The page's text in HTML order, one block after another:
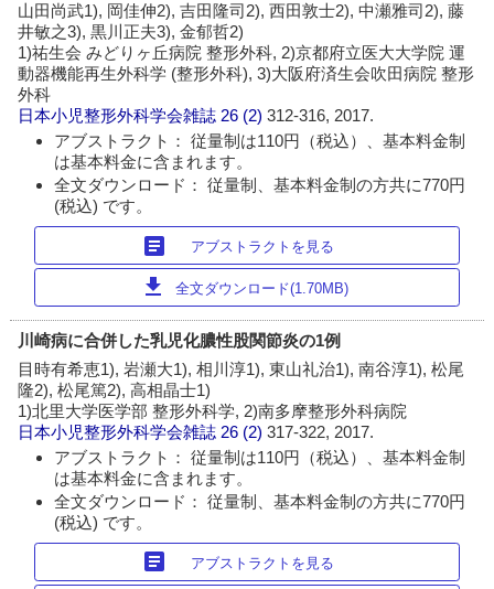
山田尚武1), 岡佳伸2), 吉田隆司2), 西田敦士2), 中瀬雅司2), 藤
井敏之3), 黒川正夫3), 金郁哲2)
1)祐生会 みどりヶ丘病院 整形外科, 2)京都府立医大大学院 運
動器機能再生外科学 (整形外科), 3)大阪府済生会吹田病院 整形
外科
日本小児整形外科学会雑誌 26 (2)312-316, 2017.
アブストラクト： 従量制は110円（税込）、基本料金制
は基本料金に含まれます。
全文ダウンロード： 従量制、基本料金制の方共に770円
(税込) です。
article アブストラクトを見る
download 全文ダウンロード(1.70MB)
川崎病に合併した乳児化膿性股関節炎の1例
目時有希恵1), 岩瀬大1), 相川淳1), 東山礼治1), 南谷淳1), 松尾
隆2), 松尾篤2), 高相晶士1)
1)北里大学医学部 整形外科学, 2)南多摩整形外科病院
日本小児整形外科学会雑誌 26 (2)317-322, 2017.
アブストラクト： 従量制は110円（税込）、基本料金制
は基本料金に含まれます。
全文ダウンロード： 従量制、基本料金制の方共に770円
(税込) です。
article アブストラクトを見る